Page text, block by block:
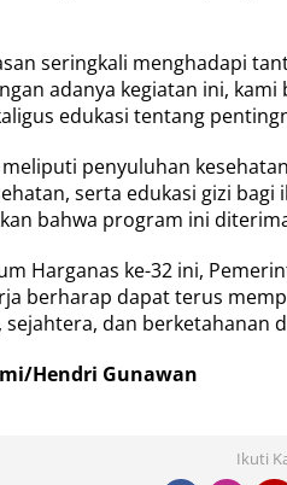
a
n
a
a
n
P
e
a
y
a
n
seringkali menghadapi
adanya kegiatan ini,
edukasi tentang
penyuluhan
serta edukasi gizi
bahwa program ini
Harganas ke-32 ini,
berharap dapat terus
sejahtera, dan berketahanan
Hendri Gunawan
Ikuti